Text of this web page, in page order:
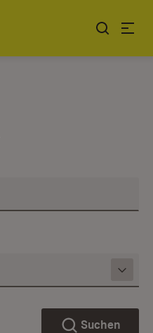
Suchen